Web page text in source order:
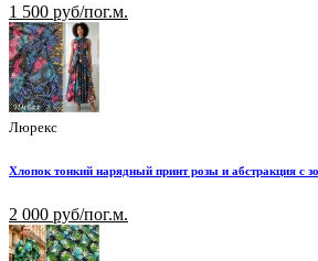
1 500 руб/пог.м.
Люрекс
Хлопок тонкий нарядный принт розы и абстракция с
2 000 руб/пог.м.